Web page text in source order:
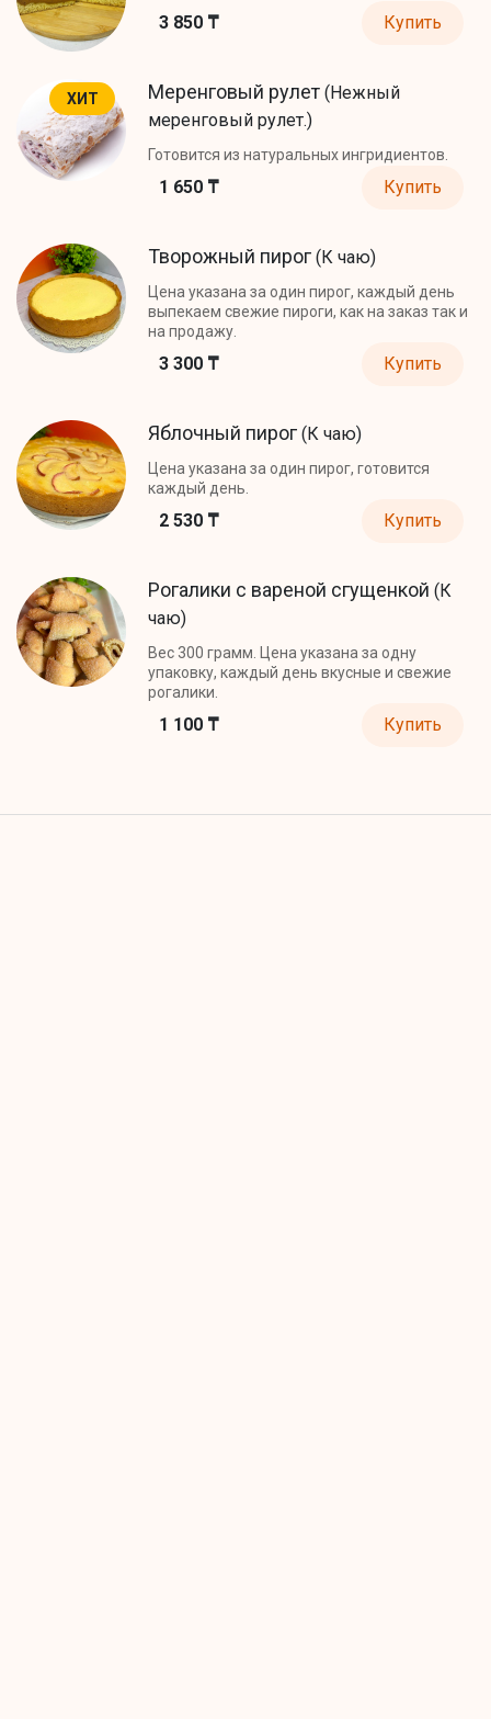
3 850 ₸ Купить
ХИТ Меренговый рулет (Нежный
меренговый рулет.)
Готовится из натуральных ингридиентов.
1 650 ₸ Купить
Творожный пирог (К чаю)
Цена указана за один пирог, каждый день
выпекаем свежие пироги, как на заказ так и
на продажу.
3 300 ₸ Купить
Яблочный пирог (К чаю)
Цена указана за один пирог, готовится
каждый день.
2 530 ₸ Купить
Рогалики с вареной сгущенкой (К
чаю)
Вес 300 грамм. Цена указана за одну
упаковку, каждый день вкусные и свежие
рогалики.
1 100 ₸ Купить